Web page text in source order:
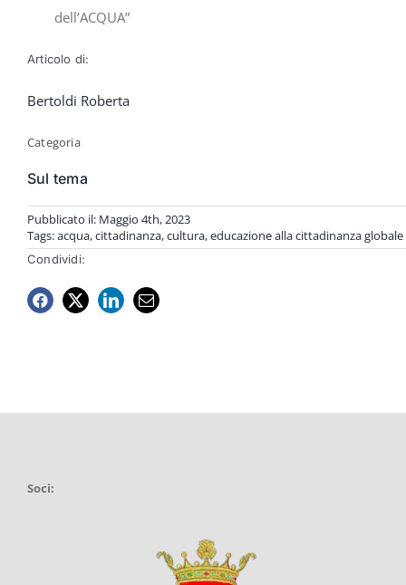
dell’ACQUA”
Articolo di:
Bertoldi Roberta
Categoria
Sul tema
Pubblicato il: Maggio 4th, 2023
Tags:acqua,cittadinanza,cultura,educazione alla cittadinanza globale
Condividi:
Soci: